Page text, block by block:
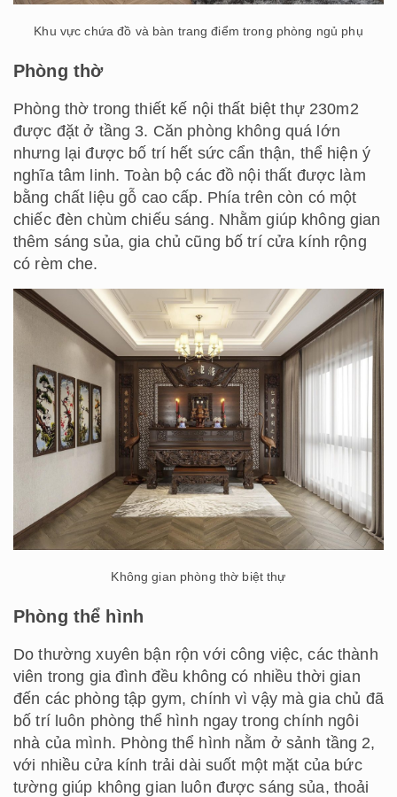
Khu vực chứa đồ và bàn trang điểm trong phòng ngủ phụ
Phòng thờ
Phòng thờ trongthiết kế nội thất biệt thự 230m2
được đặt ở tầng 3. Căn phòng không quá lớn
nhưng lại được bố trí hết sức cẩn thận, thể hiện ý
nghĩa tâm linh. Toàn bộ các đồ nội thất được làm
bằng chất liệu gỗ cao cấp. Phía trên còn có một
chiếc đèn chùm chiếu sáng. Nhằm giúp không gian
thêm sáng sủa, gia chủ cũng bố trí cửa kính rộng
có rèm che.
Không gian phòng thờ biệt thự
Phòng thể hình
Do thường xuyên bận rộn với công việc, các thành
viên trong gia đình đều không có nhiều thời gian
đến các phòng tập gym, chính vì vậy mà gia chủ đã
bố trí luôn phòng thể hình ngay trong chính ngôi
nhà của mình. Phòng thể hình nằm ở sảnh tầng 2,
với nhiều cửa kính trải dài suốt một mặt của bức
tường giúp không gian luôn được sáng sủa, thoải